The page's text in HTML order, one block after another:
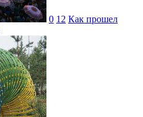
0 12 Как прошел